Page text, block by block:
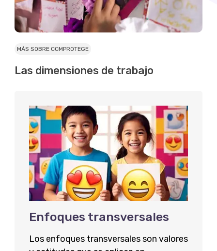
MÁS SOBRE CCMPROTEGE
Las dimensiones de trabajo
Enfoques transversales
Los enfoques transversales son valores